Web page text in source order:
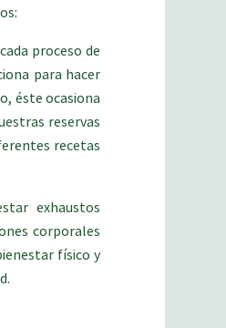
proceso de
para hacer
éste ocasiona
reservas
recetas
exhaustos
corporales
físico y